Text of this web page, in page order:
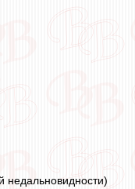
недальновидности)